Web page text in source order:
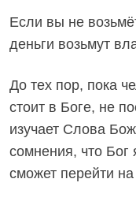
Если вы не
деньги возьмут
До тех пор, пока
стоит в Боге, не
изучает Слова
сомнения, что Бог
сможет перейти